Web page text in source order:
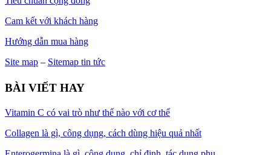
Cam kết với khách hàng
Hướng dẫn mua hàng
Site map – Sitemap tin tức
BÀI VIẾT HAY
Vitamin C có vai trò như thế nào với cơ thể
Collagen là gì, công dụng, cách dùng hiệu quả nhất